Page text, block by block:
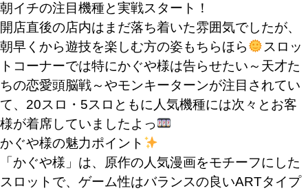
朝イチの注目機種と実戦スタート！
開店直後の店内はまだ落ち着いた雰囲気でしたが、
朝早くから遊技を楽しむ方の姿もちらほら
スロッ
トコーナーでは特にかぐや様は告らせたい～天才た
ちの恋愛頭脳戦～やモンキーターンが注目されてい
て、20スロ・5スロともに人気機種には次々とお客
様が着席していましたよっ
かぐや様の魅力ポイント
「かぐや様」は、原作の人気漫画をモチーフにした
スロットで、ゲーム性はバランスの良いARTタイプ